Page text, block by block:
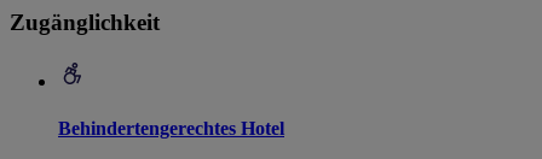
Zugänglichkeit
Behindertengerechtes Hotel